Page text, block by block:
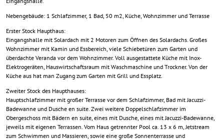
Nebengebäude: 1 Schlafzimmer, 1 Bad, 50 m2, Küche, Wohnzimmer und Terrasse
Erster Stock Haupthaus:
Eingangshalle mit Solardach mit 2 Motoren zum Öffnen des Solardachs. Großes
Wohnzimmer mit Kamin und Essbereich, viele Schiebetüren zum Garten und
überdachte Veranda vor dem Wohnzimmer. Voll ausgestattete Küche mit Inox-
Elektrogeräten, Hauswirtschaftsraum mit Waschmaschine und Trockner. Von der
Küche aus hat man Zugang zum Garten mit Grill und Essplatz.
Zweiter Stock des Haupthauses:
Hauptschlafzimmer mit großer Terrasse vor dem Schlafzimmer, Bad mit Jacuzzi-
Badewanne und Dusche en suite. Zwei weitere Doppelschlafzimmer im
Obergeschoss mit Bädern en suite, eines mit Dusche, eines mit Jacuzzi-Badewanne,
jeweils mit eigenen Terrassen. Vom Haus getrennter Pool ca. 13 x 6 m, Jetstream
zum Schwimmen und Massieren, sowie eine große Sonnenterrasse und